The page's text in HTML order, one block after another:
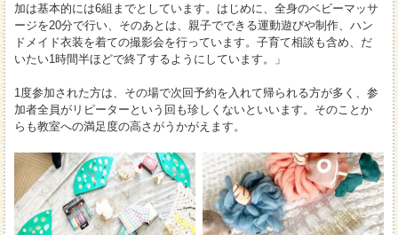
加は基本的には6組までとしています。はじめに、全身のベビーマッサ
ージを20分で行い、そのあとは、親子でできる運動遊びや制作、ハン
ドメイド衣装を着ての撮影会を行っています。子育て相談も含め、だ
いたい1時間半ほどで終了するようにしています。」
1度参加された方は、その場で次回予約を入れて帰られる方が多く、参
加者全員がリピーターという回も珍しくないといいます。そのことか
らも教室への満足度の高さがうかがえます。